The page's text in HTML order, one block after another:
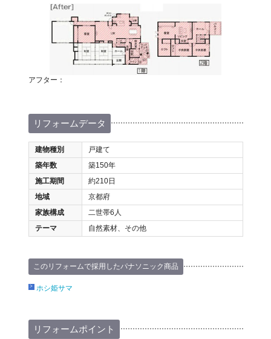
アフター：
リフォームデータ
建物種別
戸建て
築年数
築150年
施工期間
約210日
地域
京都府
家族構成
二世帯6人
テーマ
自然素材、その他
このリフォームで採用したパナソニック商品
ホシ姫サマ
リフォームポイント